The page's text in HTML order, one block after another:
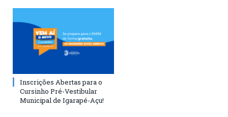
Inscrições Abertas para o
Cursinho Pré-Vestibular
Municipal de Igarapé-Açu!